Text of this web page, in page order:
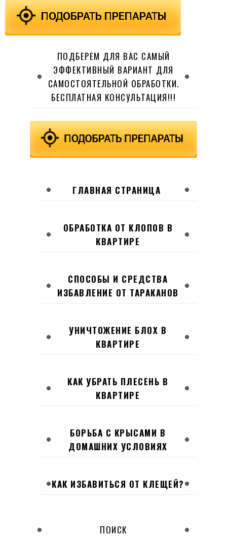
ПОДБЕРЕМ ДЛЯ ВАС САМЫЙ
ЭФФЕКТИВНЫЙ ВАРИАНТ ДЛЯ
САМОСТОЯТЕЛЬНОЙ ОБРАБОТКИ.
БЕСПЛАТНАЯ КОНСУЛЬТАЦИЯ!!!
ГЛАВНАЯ СТРАНИЦА
ОБРАБОТКА ОТ КЛОПОВ В
КВАРТИРЕ
СПОСОБЫ И СРЕДСТВА
ИЗБАВЛЕНИЕ ОТ ТАРАКАНОВ
УНИЧТОЖЕНИЕ БЛОХ В
КВАРТИРЕ
КАК УБРАТЬ ПЛЕСЕНЬ В
КВАРТИРЕ
БОРЬБА С КРЫСАМИ В
ДОМАШНИХ УСЛОВИЯХ
КАК ИЗБАВИТЬСЯ ОТ КЛЕЩЕЙ?
ПОИСК